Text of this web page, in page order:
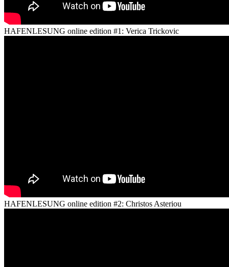
HAFENLESUNG online edition #1: Verica Trickovic
HAFENLESUNG online edition #2: Christos Asteriou